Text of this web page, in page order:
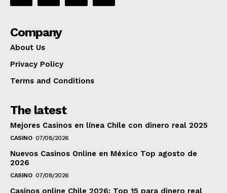
Company
About Us
Privacy Policy
Terms and Conditions
The latest
Mejores Casinos en línea Chile con dinero real 2025
CASINO 07/08/2026
Nuevos Casinos Online en México Top agosto de
2026
CASINO 07/08/2026
Casinos online Chile 2026: Top 15 para dinero real